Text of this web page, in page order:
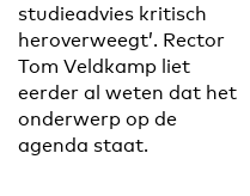
studieadvies kritisch
heroverweegt’. Rector
Tom Veldkamp liet
eerder al weten dat het
onderwerp op de
agenda staat.